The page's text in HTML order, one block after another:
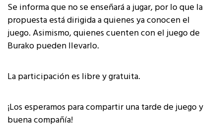
Se informa que no se enseñará a jugar, por lo que la
propuesta está dirigida a quienes ya conocen el
juego. Asimismo, quienes cuenten con el juego de
Burako pueden llevarlo.
La participación es libre y gratuita.
¡Los esperamos para compartir una tarde de juego y
buena compañía!